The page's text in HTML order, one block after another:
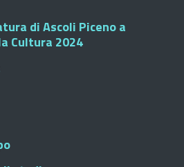
di Ascoli Piceno a
Cultura 2024